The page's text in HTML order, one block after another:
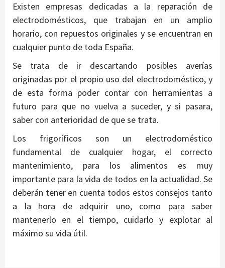
Existen empresas dedicadas a la reparación de
electrodomésticos, que trabajan en un amplio
horario, con repuestos originales y se encuentran en
cualquier punto de toda España.
Se trata de ir descartando posibles averías
originadas por el propio uso del electrodoméstico, y
de esta forma poder contar con herramientas a
futuro para que no vuelva a suceder, y si pasara,
saber con anterioridad de que se trata.
Los frigoríficos son un electrodoméstico
fundamental de cualquier hogar, el correcto
mantenimiento, para los alimentos es muy
importante para la vida de todos en la actualidad. Se
deberán tener en cuenta todos estos consejos tanto
a la hora de adquirir uno, como para saber
mantenerlo en el tiempo, cuidarlo y explotar al
máximo su vida útil.